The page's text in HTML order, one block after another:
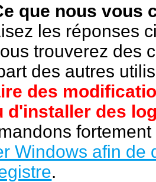
que nous vous
les réponses
trouverez des
des autres
des
d'installer des
Windows afin de
.